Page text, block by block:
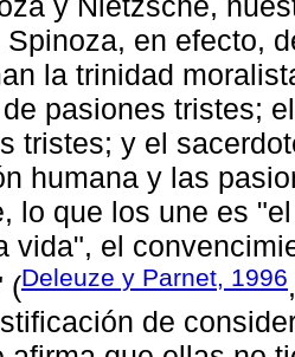
en efecto,
la trinidad
pasiones tristes;
tristes; y el
humana y las
lo que los une es
vida", el
(Deleuze y Parnet, 1996
de